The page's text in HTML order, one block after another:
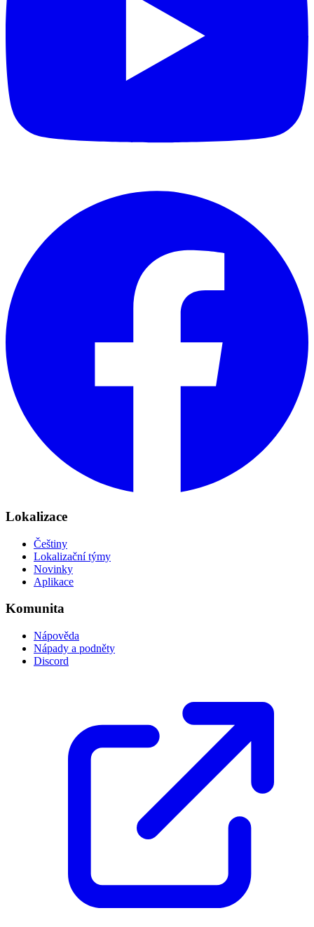
Lokalizace
Češtiny
Lokalizační týmy
Novinky
Aplikace
Komunita
Nápověda
Nápady a podněty
Discord